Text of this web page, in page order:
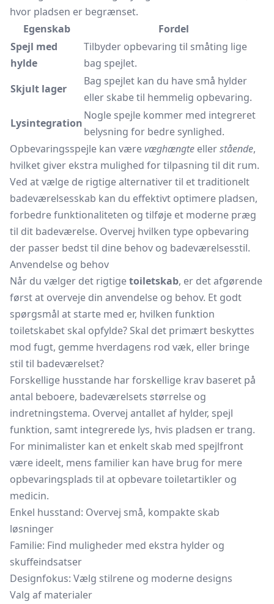
hvor pladsen er begrænset.
Egenskab
Fordel
Spejl med
hylde
Tilbyder opbevaring til småting lige
bag spejlet.
Skjult lager
Bag spejlet kan du have små hylder
eller skabe til hemmelig opbevaring.
Lysintegration
Nogle spejle kommer med integreret
belysning for bedre synlighed.
Opbevaringsspejle kan værevæghængte ellerstående,
hvilket giver ekstra mulighed for tilpasning til dit rum.
Ved at vælge de rigtige alternativer til et traditionelt
badeværelsesskab kan du effektivt optimere pladsen,
forbedre funktionaliteten og tilføje et moderne præg
til dit badeværelse. Overvej hvilken type opbevaring
der passer bedst til dine behov og badeværelsesstil.
Anvendelse og behov
Når du vælger det rigtigetoiletskab, er det afgørende
først at overveje din anvendelse og behov. Et godt
spørgsmål at starte med er, hvilken funktion
toiletskabet skal opfylde? Skal det primært beskyttes
mod fugt, gemme hverdagens rod væk, eller bringe
stil til badeværelset?
Forskellige husstande har forskellige krav baseret på
antal beboere, badeværelsets størrelse og
indretningstema. Overvej antallet af hylder, spejl
funktion, samt integrerede lys, hvis pladsen er trang.
For minimalister kan et enkelt skab med spejlfront
være ideelt, mens familier kan have brug for mere
opbevaringsplads til at opbevare toiletartikler og
medicin.
Enkel husstand: Overvej små, kompakte skab
løsninger
Familie: Find muligheder med ekstra hylder og
skuffeindsatser
Designfokus: Vælg stilrene og moderne designs
Valg af materialer